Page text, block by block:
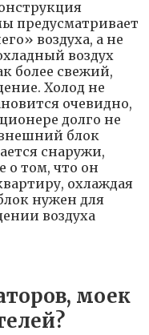
предусматривает
воздуха, а не
воздух
более свежий,
Холод не
очевидно,
долго не
блок
снаружи,
о том, что он
охлаждая
нужен для
воздуха
моек